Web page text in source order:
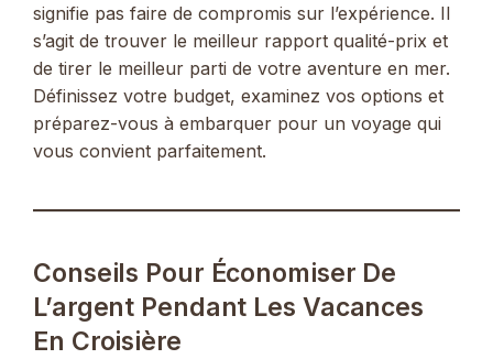
signifie pas faire de compromis sur l’expérience. Il
s’agit de trouver le meilleur rapport qualité-prix et
de tirer le meilleur parti de votre aventure en mer.
Définissez votre budget, examinez vos options et
préparez-vous à embarquer pour un voyage qui
vous convient parfaitement.
Conseils Pour Économiser De
L’argent Pendant Les Vacances
En Croisière